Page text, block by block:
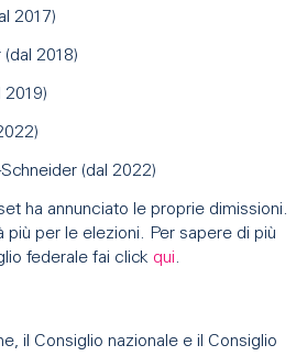
2017)
(dal 2018)
2019)
(dal 2022)
ha annunciato le proprie dimissioni.
più per le elezioni. Per sapere di più
federale fai click qui.
il Consiglio nazionale e il Consiglio